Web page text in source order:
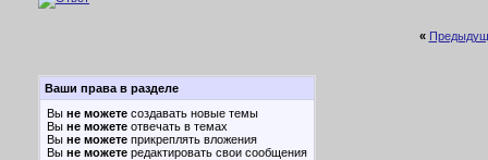
«
Ваши права в разделе
Вы не можете создавать новые темы
Вы не можете отвечать в темах
Вы не можете прикреплять вложения
Вы не можете редактировать свои сообщения